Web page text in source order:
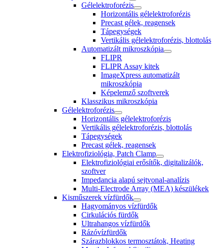
Gélelektroforézis
Horizontális gélelektroforézis
Precast gélek, reagensek
Tápegységek
Vertikális gélelektroforézis, blottolás
Automatizált mikroszkópia
FLIPR
FLIPR Assay kitek
ImageXpress automatizált
mikroszkópia
Képelemző szoftverek
Klasszikus mikroszkópia
Gélelektroforézis
Horizontális gélelektroforézis
Vertikális gélelektroforézis, blottolás
Tápegységek
Precast gélek, reagensek
Elektrofiziológia, Patch Clamp
Elektrofiziológiai erősítők, digitalizálók,
szoftver
Impedancia alapú sejtvonal-analízis
Multi-Electrode Array (MEA) készülékek
Kisműszerek vízfürdők
Hagyományos vízfürdők
Cirkulációs fürdők
Ultrahangos vízfürdők
Rázóvízfürdők
Szárazblokkos termosztátok, Heating